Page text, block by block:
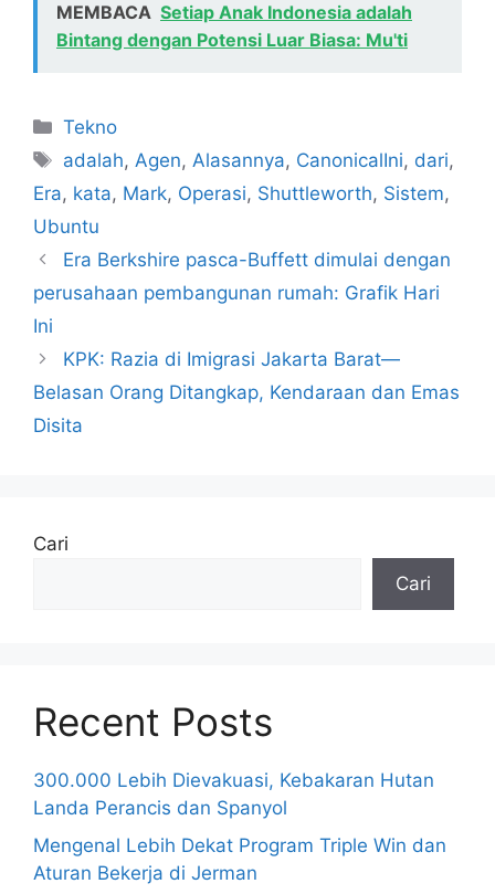
MEMBACA Setiap Anak Indonesia adalah
Bintang dengan Potensi Luar Biasa: Mu'ti
Kategori
Tekno
Tag
adalah,Agen,Alasannya, CanonicalIni, dari,
Era, kata, Mark, Operasi, Shuttleworth, Sistem,
Ubuntu
Era Berkshire pasca-Buffett dimulai dengan
perusahaan pembangunan rumah: Grafik Hari
Ini
KPK: Razia di Imigrasi Jakarta Barat—
Belasan Orang Ditangkap, Kendaraan dan Emas
Disita
Cari
Cari
Recent Posts
300.000 Lebih Dievakuasi, Kebakaran Hutan
Landa Perancis dan Spanyol
Mengenal Lebih Dekat Program Triple Win dan
Aturan Bekerja di Jerman